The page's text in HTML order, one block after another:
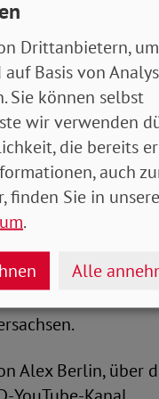
Armut
fast drei
ein Skandal“,
von
beteiligen
der fünf
(„Wohlstand
Alex Berlin, über
Drittanbietern,
Basis von
Sie können selbst
wir verwenden
die bereits
auch
finden Sie in
.
Alle